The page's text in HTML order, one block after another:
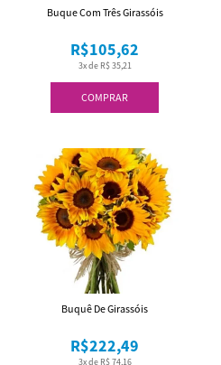
COMPRAR
3x de R$ 35,21
R$105,62
Buque Com Três Girassóis
3x de R$ 74,16
R$222,49
Buquê De Girassóis